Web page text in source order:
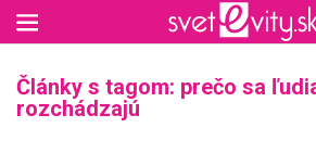
Články s tagom: prečo sa
rozchádzajú